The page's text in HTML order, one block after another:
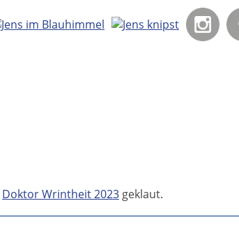
Doktor Wrintheit 2023geklaut.